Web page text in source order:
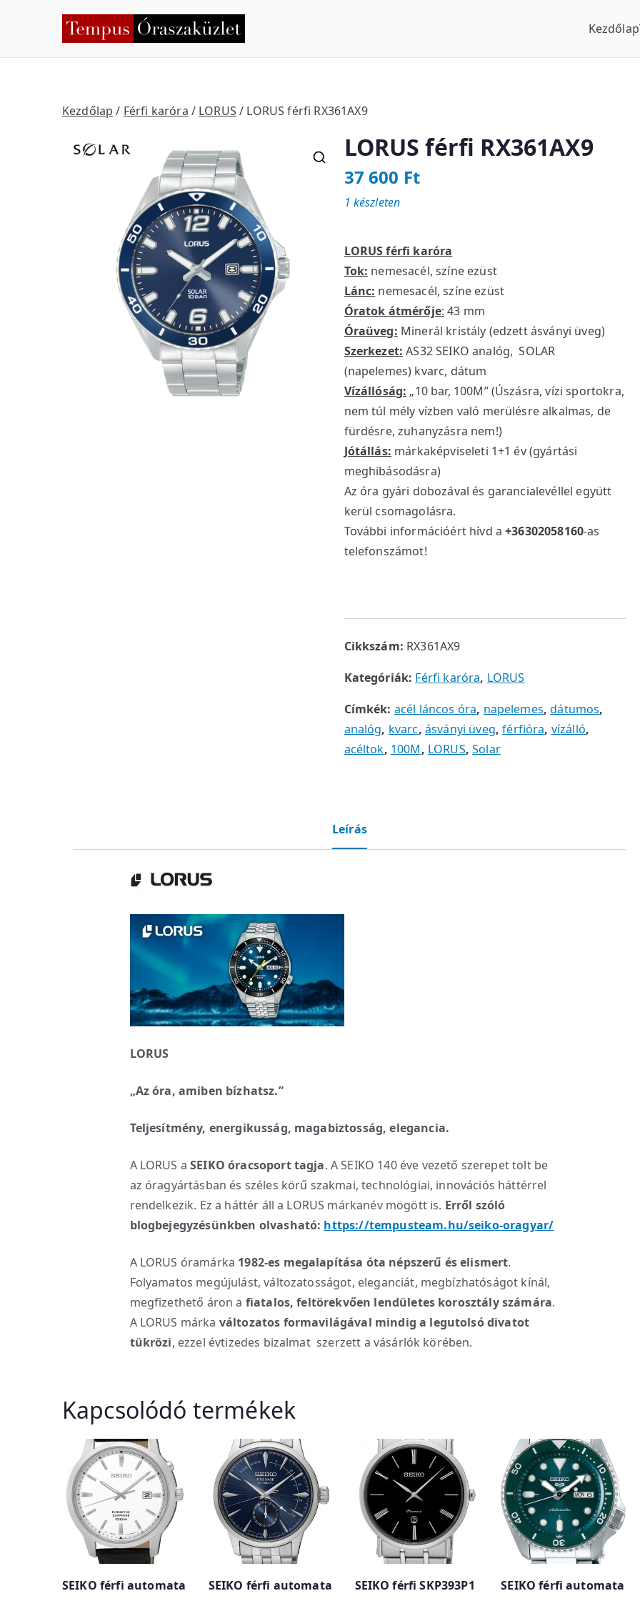
Tempus Óraszaküzlet Kezdőlap
Kezdőlap / Férfi karóra / LORUS / LORUS férfi RX361AX9
LORUS férfi RX361AX9
37 600 Ft
LORUS férfi karóra
Tok: nemesacél, színe ezüst
Lánc: nemesacél, színe ezüst
Óratok átmérője: 43 mm
Óraüveg: Minerál kristály (edzett ásványi üveg)
Szerkezet: AS32 SEIKO analóg, SOLAR
(napelemes) kvarc, dátum
Vízállóság: „10 bar, 100M” (Úszásra, vízi sportokra,
nem túl mély vízben való merülésre alkalmas, de
fürdésre, zuhanyzásra nem!)
Jótállás: márkaképviseleti 1+1 év (gyártási
meghibásodásra)
Az óra gyári dobozával és garancialevéllel együtt
kerül csomagolásra.
További információért hívd a+36302058160-as
telefonszámot!
1 készleten
Cikkszám: RX361AX9
Kategóriák: Férfi karóra, LORUS
Címkék: acél láncos óra, napelemes,dátumos,
analóg, kvarc, ásványi üveg,férfióra, vízálló,
acéltok, 100M, LORUS,Solar
Leírás
LORUS
„Az óra, amiben bízhatsz.”
Teljesítmény, energikusság, magabiztosság, elegancia.
A LORUS aSEIKO óracsoport tagja. A SEIKO 140 éve vezető szerepet tölt be
az óragyártásban és széles körű szakmai, technológiai, innovációs háttérrel
rendelkezik. Ez a háttér áll a LORUS márkanév mögött is. Erről szóló
blogbejegyzésünkben olvasható: https://tempusteam.hu/seiko-oragyar/
A LORUS óramárka 1982-es megalapítása óta népszerű és elismert.
Folyamatos megújulást, változatosságot, eleganciát, megbízhatóságot kínál,
megfizethető áron a fiatalos, feltörekvően lendületes korosztály számára.
A LORUS márka változatos formavilágával mindig a legutolsó divatot
tükrözi, ezzel évtizedes bizalmat szerzett a vásárlók körében.
Kapcsolódó termékek
SEIKO férfi automata
SEIKO férfi automata
SEIKO férfi SKP393P1
SEIKO férfi automata